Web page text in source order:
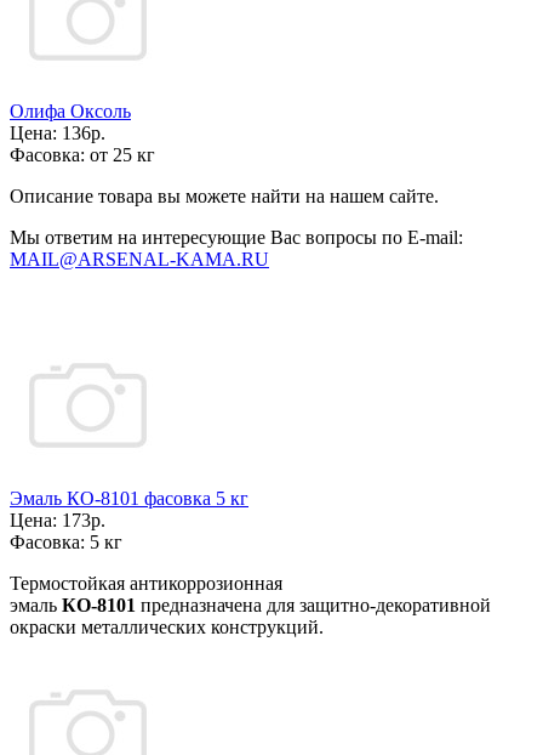
Олифа Оксоль
Цена: 136р.
Фасовка: от 25 кг
Описание товара вы можете найти на нашем сайте.
Мы ответим на интересующие Вас вопросы по E-mail:
MAIL@ARSENAL-KAMA.RU
Эмаль КО-8101 фасовка 5 кг
Цена: 173р.
Фасовка: 5 кг
Термостойкая антикоррозионная
эмаль КО-8101 предназначена для защитно-декоративной
окраски металлических конструкций.